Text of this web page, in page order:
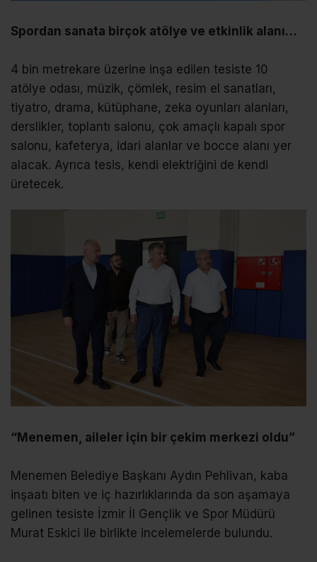
Spordan sanata birçok atölye ve etkinlik alanı…
4 bin metrekare üzerine inşa edilen tesiste 10
atölye odası, müzik, çömlek, resim el sanatları,
tiyatro, drama, kütüphane, zeka oyunları alanları,
derslikler, toplantı salonu, çok amaçlı kapalı spor
salonu, kafeterya, idari alanlar ve bocce alanı yer
alacak. Ayrıca tesis, kendi elektriğini de kendi
üretecek.
“Menemen, aileler için bir çekim merkezi oldu”
Menemen Belediye Başkanı Aydın Pehlivan, kaba
inşaatı biten ve iç hazırlıklarında da son aşamaya
gelinen tesiste İzmir İl Gençlik ve Spor Müdürü
Murat Eskici ile birlikte incelemelerde bulundu.